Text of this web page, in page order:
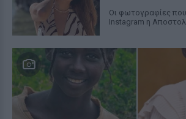
Οι φωτογραφίες
Instagram η